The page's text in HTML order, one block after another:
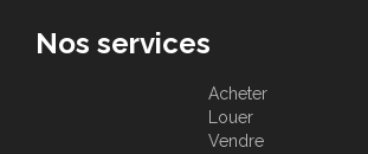
Nos services
Acheter
Louer
Vendre